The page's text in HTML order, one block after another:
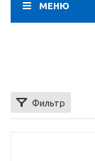
МЕНЮ
Фильтр